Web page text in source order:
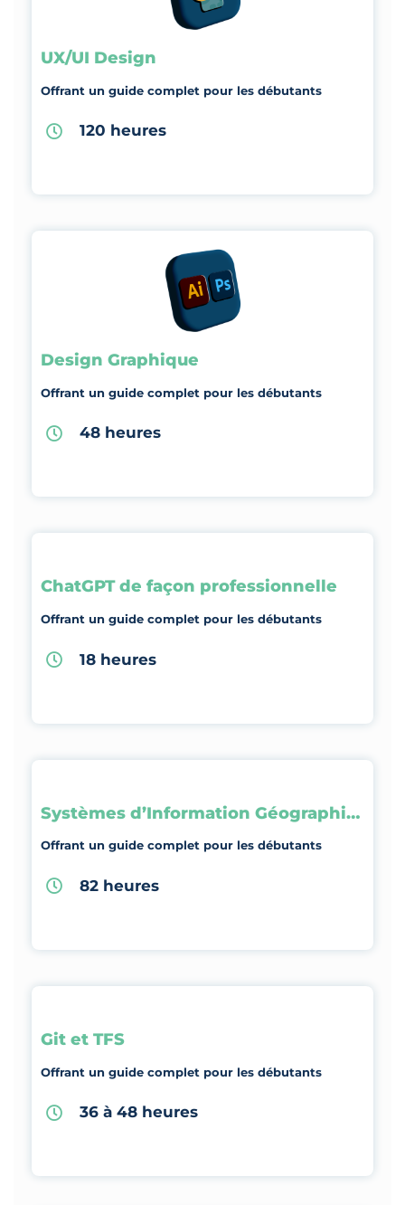
UX/UI Design
Offrant un guide complet pour les débutants
120 heures
Design Graphique
Offrant un guide complet pour les débutants
48 heures
ChatGPT de façon professionnelle
Offrant un guide complet pour les débutants
18 heures
Systèmes d’Information Géographique
Offrant un guide complet pour les débutants
82 heures
Git et TFS
Offrant un guide complet pour les débutants
36 à 48 heures